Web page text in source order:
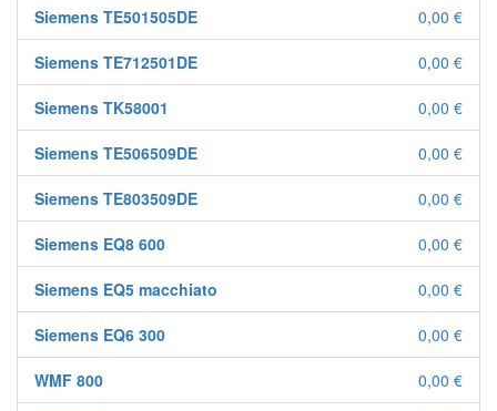
Siemens TE501505DE 0,00 €
Siemens TE712501DE 0,00 €
Siemens TK58001 0,00 €
Siemens TE506509DE 0,00 €
Siemens TE803509DE 0,00 €
Siemens EQ8 600 0,00 €
Siemens EQ5 macchiato 0,00 €
Siemens EQ6 300 0,00 €
WMF 800 0,00 €